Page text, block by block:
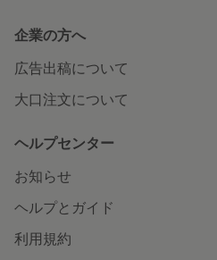
企業の方へ
広告出稿について
大口注文について
ヘルプセンター
お知らせ
ヘルプとガイド
利用規約